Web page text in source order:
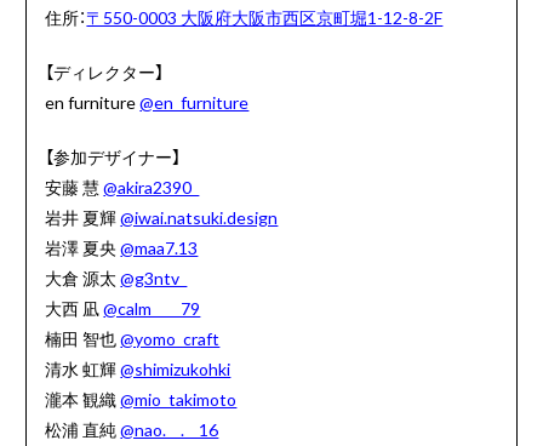
住所：〒550-0003 大阪府大阪市西区京町堀1-12-8-2F
【ディレクター】
en furniture@en_furniture
【参加デザイナー】
安藤 慧@akira2390_
岩井 夏輝@iwai.natsuki.design
岩澤 夏央@maa7.13
大倉 源太@g3ntv_
大西 凪@calm____79
楠田 智也@yomo_craft
清水 虹輝@shimizukohki
瀧本 観織@mio_takimoto
松浦 直純@nao.__.__16